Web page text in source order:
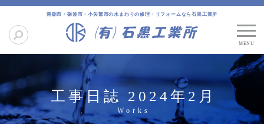
南砺市・砺波市・小矢部市の水まわりの修理・リフォームなら石黒工業所
工事日誌 2024年2月